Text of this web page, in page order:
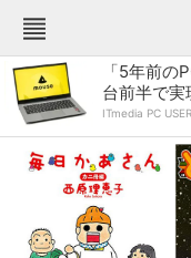
Fav-Logカテゴリー
TOP
インテリア・収納
キッチン用品
「5年前の
台前半で実
ITmedia PC USER